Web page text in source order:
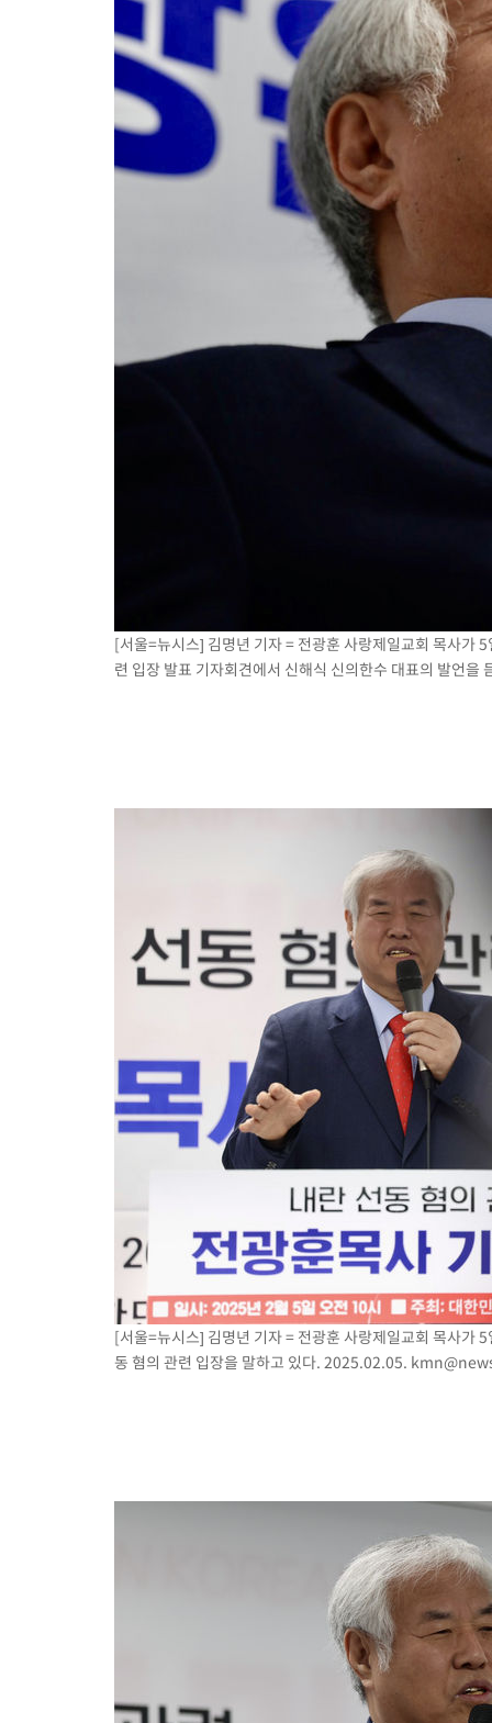
[서울=뉴시스] 김명년 기자 = 전광훈 사랑제일교회 목사가
련 입장 발표 기자회견에서 신해식 신의한수 대표의 발언
[서울=뉴시스] 김명년 기자 = 전광훈 사랑제일교회 목사가
동 혐의 관련 입장을 말하고 있다. 2025.02.05.